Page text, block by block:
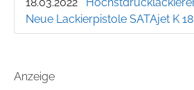
Neue Lackierpistole SATAjet K
Anzeige